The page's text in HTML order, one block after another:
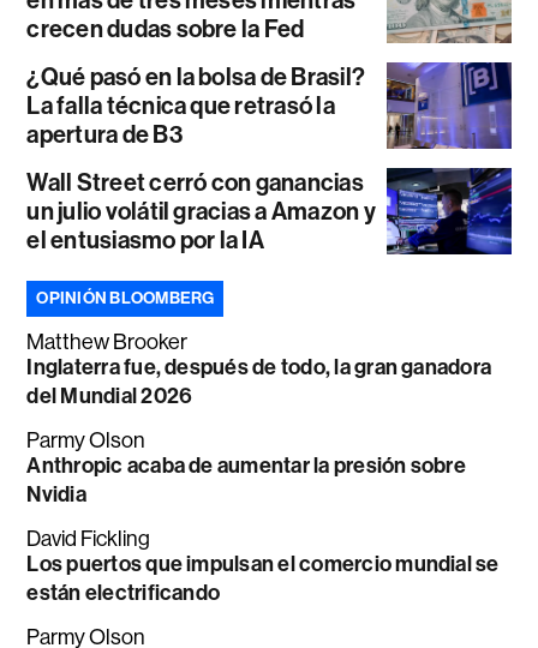
crecen dudas sobre la Fed
¿Qué pasó en la bolsa de Brasil?
La falla técnica que retrasó la
apertura de B3
Wall Street cerró con ganancias
un julio volátil gracias a Amazon y
el entusiasmo por la IA
OPINIÓN BLOOMBERG
Matthew Brooker
Inglaterra fue, después de todo, la gran ganadora
del Mundial 2026
Parmy Olson
Anthropic acaba de aumentar la presión sobre
Nvidia
David Fickling
Los puertos que impulsan el comercio mundial se
están electrificando
Parmy Olson